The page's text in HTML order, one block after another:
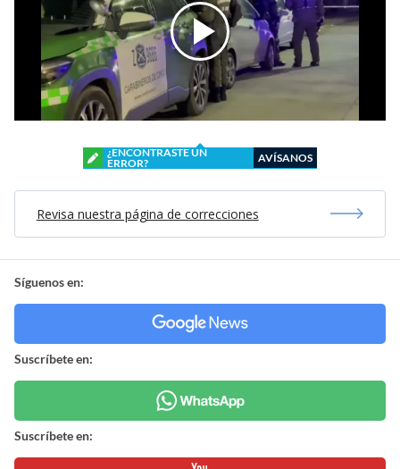
¿ENCONTRASTE UN
ERROR?
AVÍSANOS
Revisa nuestra página de correcciones
Síguenos en:
Suscríbete en:
Suscríbete en: